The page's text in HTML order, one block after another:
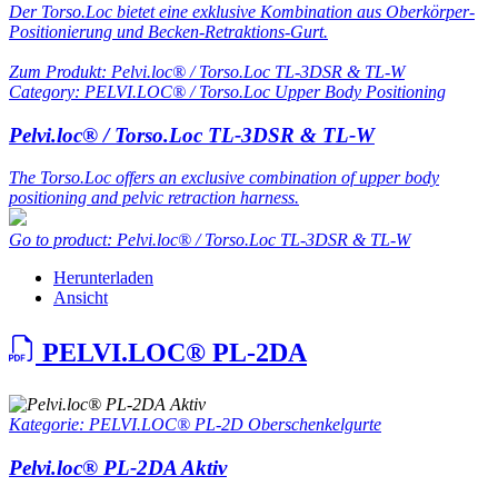
Der Torso.Loc bietet eine exklusive Kombination aus Oberkörper-
Positionierung und Becken-Retraktions-Gurt.
Zum Produkt: Pelvi.loc® / Torso.Loc TL-3DSR & TL-W
Category: PELVI.LOC® / Torso.Loc Upper Body Positioning
Pelvi.loc® / Torso.Loc TL-3DSR & TL-W
The Torso.Loc offers an exclusive combination of upper body
positioning and pelvic retraction harness.
Go to product: Pelvi.loc® / Torso.Loc TL-3DSR & TL-W
Herunterladen
Ansicht
PELVI.LOC® PL-2DA
Kategorie: PELVI.LOC® PL-2D Oberschenkelgurte
Pelvi.loc® PL-2DA Aktiv